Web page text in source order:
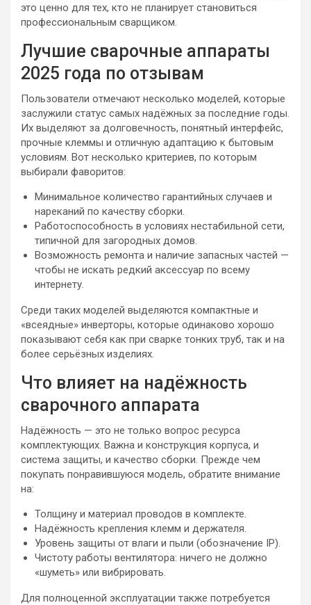
это ценно для тех, кто не планирует становиться
профессиональным сварщиком.
Лучшие сварочные аппараты
2025 года по отзывам
Пользователи отмечают несколько моделей, которые
заслужили статус самых надёжных за последние годы.
Их выделяют за долговечность, понятный интерфейс,
прочные клеммы и отличную адаптацию к бытовым
условиям. Вот несколько критериев, по которым
выбирали фаворитов:
Минимальное количество гарантийных случаев и
нареканий по качеству сборки.
Работоспособность в условиях нестабильной сети,
типичной для загородных домов.
Возможность ремонта и наличие запасных частей —
чтобы не искать редкий аксессуар по всему
интернету.
Среди таких моделей выделяются компактные и
«всеядные» инверторы, которые одинаково хорошо
показывают себя как при сварке тонких труб, так и на
более серьёзных изделиях.
Что влияет на надёжность
сварочного аппарата
Надёжность — это не только вопрос ресурса
комплектующих. Важна и конструкция корпуса, и
система защиты, и качество сборки. Прежде чем
покупать понравившуюся модель, обратите внимание
на:
Толщину и материал проводов в комплекте.
Надёжность крепления клемм и держателя.
Уровень защиты от влаги и пыли (обозначение IP).
Чистоту работы вентилятора: ничего не должно
«шуметь» или вибрировать.
Для полноценной эксплуатации также потребуется